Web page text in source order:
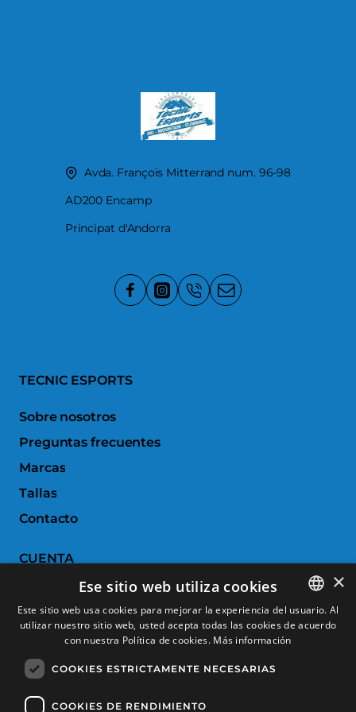
Avda. François Mitterrand num. 96-98
AD200 Encamp
Principat d'Andorra
TECNIC ESPORTS
Sobre nosotros
Preguntas frecuentes
Marcas
Tallas
Contacto
CUENTA
Historial de pedidos
Devoluciones
Productos favoritos
Comparar productos
SPANISH
×
Ese sitio web utiliza cookies
Este sitio web usa cookies para mejorar la experiencia del usuario. Al
utilizar nuestro sitio web, usted acepta todas las cookies de acuerdo
con nuestra Política de cookies. Más información
COOKIES ESTRICTAMENTE NECESARIAS
COOKIES DE RENDIMIENTO